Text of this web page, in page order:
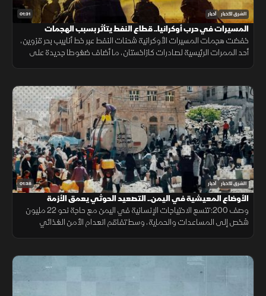
01:31 الشرق للأخبار أخبار
المسيرات في حرب أوكرانيا.. قطاع النفط يتأثر بسبب الهجمات
خفضت هجمات المسيرات الأوكرانية شحنات النفط عبر خط أنابيب بحر قزوين،
أحد الممرات الرئيسية لصادرات كازاخستان، ما أضاف ضغوطا جديدة على
01:38 الشرق للأخبار أخبار
الأوضاع المعيشية في اليمن.. التصعيد الحوثي يعمق الأزمة
وصف 200: تتسع الاحتياجات الإنسانية في اليمن مع حاجة نحو 22 مليون
شخص إلى المساعدات والحماية، وسط تفاقم انعدام الأمن الغذائي